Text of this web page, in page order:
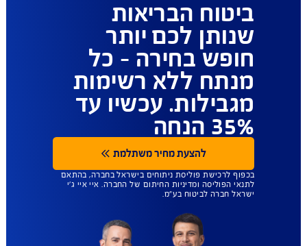
בחירת כל רופא מנתח, ללא מגבלה של רשימת הסדר
ביטוח הבריאות
שנותן לכם יותר
חופש בחירה - כל
מנתח ללא רשימות
מגבילות. עכשיו עד